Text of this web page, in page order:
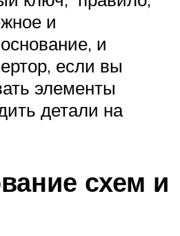
и
и
если вы
элементы
детали на
схем и